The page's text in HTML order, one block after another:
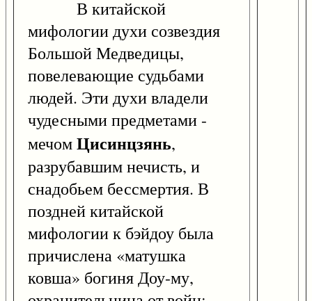
В китайской
мифологии духи созвездия
Большой Медведицы,
повелевающие судьбами
людей. Эти духи владели
чудесными предметами -
мечомЦисинцзянь,
разрубавшим нечисть, и
снадобьем бессмертия. В
поздней китайской
мифологии к бэйдоу была
причислена «матушка
ковша» богиня Доу-му,